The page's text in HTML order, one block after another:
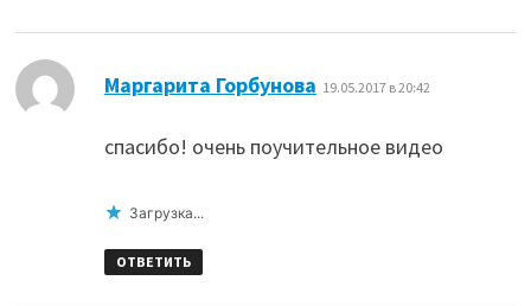
Маргарита Горбунова 19.05.2017 в 20:42
спасибо! очень поучительное видео
Загрузка...
ОТВЕТИТЬ